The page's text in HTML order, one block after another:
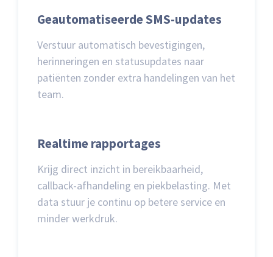
Geautomatiseerde SMS-updates
Verstuur automatisch bevestigingen,
herinneringen en statusupdates naar
patiënten zonder extra handelingen van het
team.
Realtime rapportages
Krijg direct inzicht in bereikbaarheid,
callback-afhandeling en piekbelasting. Met
data stuur je continu op betere service en
minder werkdruk.